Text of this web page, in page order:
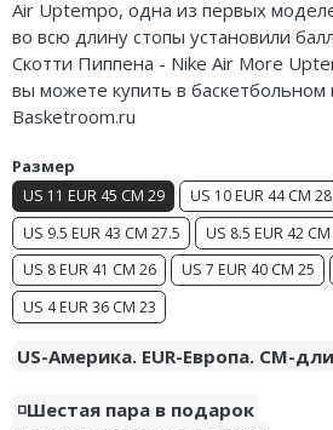
Air Uptempo, одна из первых
во всю длину стопы установили
Скотти Пиппена - Nike Air More
вы можете купить в баскетбольном
Basketroom.ru
Размер
US 11 EUR 45 CM 29
US 10 EUR 44 CM 28
US 9.5 EUR 43 CM 27.5
US 8.5 EUR 42
US 8 EUR 41 CM 26
US 7 EUR 40 CM 25
US 4 EUR 36 CM 23
US-Америка. EUR-Европа. CM-
◽️Шестая пара в подарок
Air Jordan 6
Air Jordan 7
Air Jordan 10
Air Jordan 11
Air Jordan 12
Air Jordan 13
Air Jordan 14